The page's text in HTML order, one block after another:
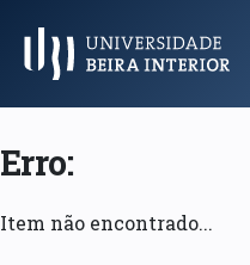
Menu Principal
Erro:
Item não encontrado...